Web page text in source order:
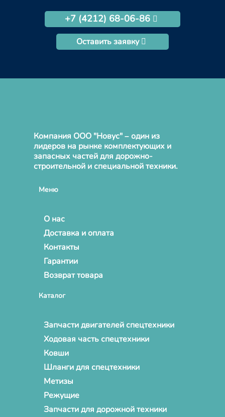
+7 (4212) 68-06-86
Оставить заявку
Компания ООО "Новус" – один из
лидеров на рынке комплектующих и
запасных частей для дорожно-
строительной и специальной техники.
Меню
О нас
Доставка и оплата
Контакты
Гарантии
Возврат товара
Каталог
Запчасти двигателей спецтехники
Ходовая часть спецтехники
Ковши
Шланги для спецтехники
Метизы
Режущие
Запчасти для дорожной техники